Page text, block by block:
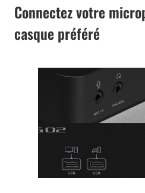
Connectez votre
casque préféré